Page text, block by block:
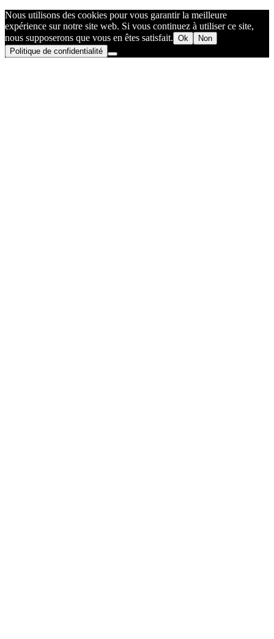
Nous utilisons des cookies pour vous garantir la meilleure
expérience sur notre site web. Si vous continuez à utiliser ce site,
nous supposerons que vous en êtes satisfait. Ok
Non
Politique de confidentialité